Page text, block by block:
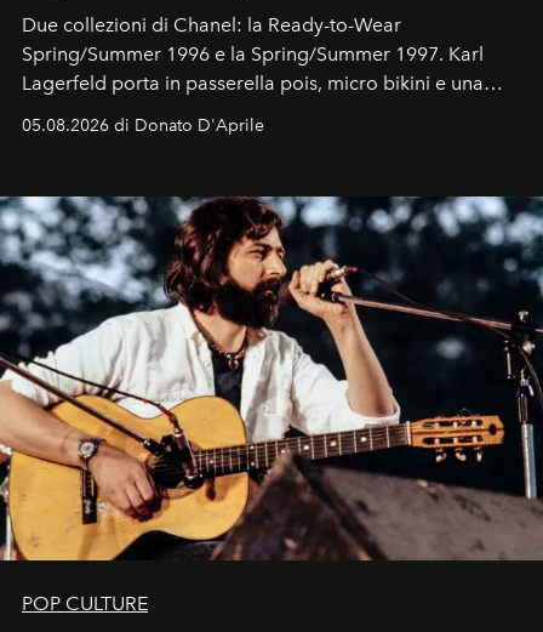
Due collezioni di Chanel: la Ready-to-Wear
Spring/Summer 1996 e la Spring/Summer 1997. Karl
Lagerfeld porta in passerella pois, micro bikini e una
logomania pensata per la spiaggia
Kate, Claudia e Carla una dietro l'altra. Trent'anni dopo,
uno dei documenti più contemporanei che abbiamo.
05.08.2026 di Donato D'Aprile
POP CULTURE